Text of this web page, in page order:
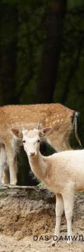
DAS